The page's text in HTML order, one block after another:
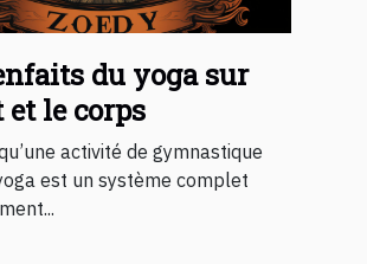
du yoga sur
et le corps
activité de gymnastique
est un système complet